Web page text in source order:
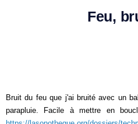
Feu,
Bruit du feu que j'ai bruité avec un
parapluie. Facile à mettre en